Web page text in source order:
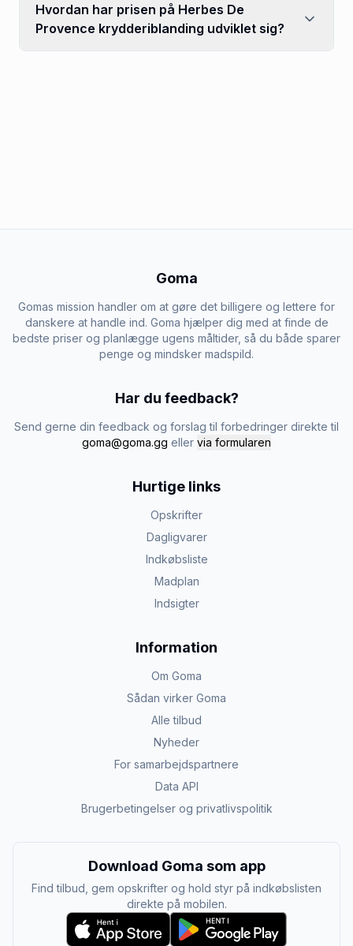
Hvordan har prisen på Herbes De
Provence krydderiblanding udviklet sig?
Goma
Gomas mission handler om at gøre det billigere og lettere for
danskere at handle ind. Goma hjælper dig med at finde de
bedste priser og planlægge ugens måltider, så du både sparer
penge og mindsker madspild.
Har du feedback?
Send gerne din feedback og forslag til forbedringer direkte til
goma@goma.gg eller via formularen
Hurtige links
Opskrifter
Dagligvarer
Indkøbsliste
Madplan
Indsigter
Information
Om Goma
Sådan virker Goma
Alle tilbud
Nyheder
For samarbejdspartnere
Data API
Brugerbetingelser og privatlivspolitik
Download Goma som app
Find tilbud, gem opskrifter og hold styr på indkøbslisten
direkte på mobilen.